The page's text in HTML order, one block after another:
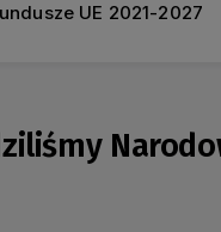
UE 2021-2027